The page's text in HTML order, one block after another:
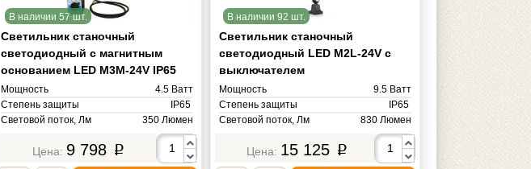
В наличии 57 шт.
Светильник станочный
светодиодный с магнитным
основанием LED M3M-24V IP65
Мощность
4.5 Ватт
Степень защиты
IP65
Световой поток, Лм
350 Люмен
4000-4500К (Теплый белый) Кельвин
AC/DС 24V Вольт
9 798 p
В наличии 92 шт.
Светильник станочный
светодиодный LED M2L-24V с
выключателем
Мощность
9.5 Ватт
Степень защиты
IP65
Световой поток, Лм
830 Люмен
4000-4500К (Теплый белый) Кельвин
AC/DС 24V Вольт
15 125 p